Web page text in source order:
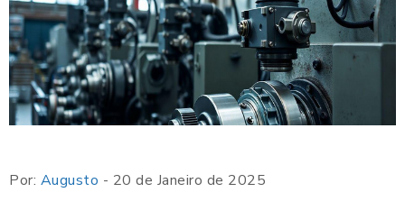
Por: Augusto - 20 de Janeiro de 2025